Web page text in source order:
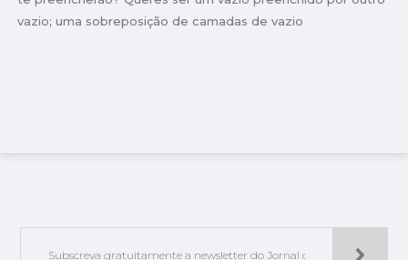
vazio; uma sobreposição de camadas de vazio